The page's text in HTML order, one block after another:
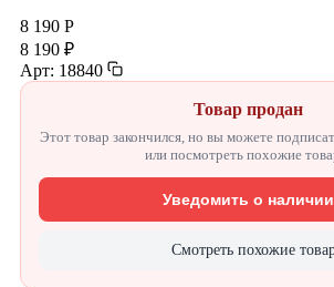
8 190 Р
8 190 ₽
Арт: 18840
Товар продан
Этот товар закончился, но вы можете
или посмотреть похожие
Уведомить о наличии
Смотреть похожие